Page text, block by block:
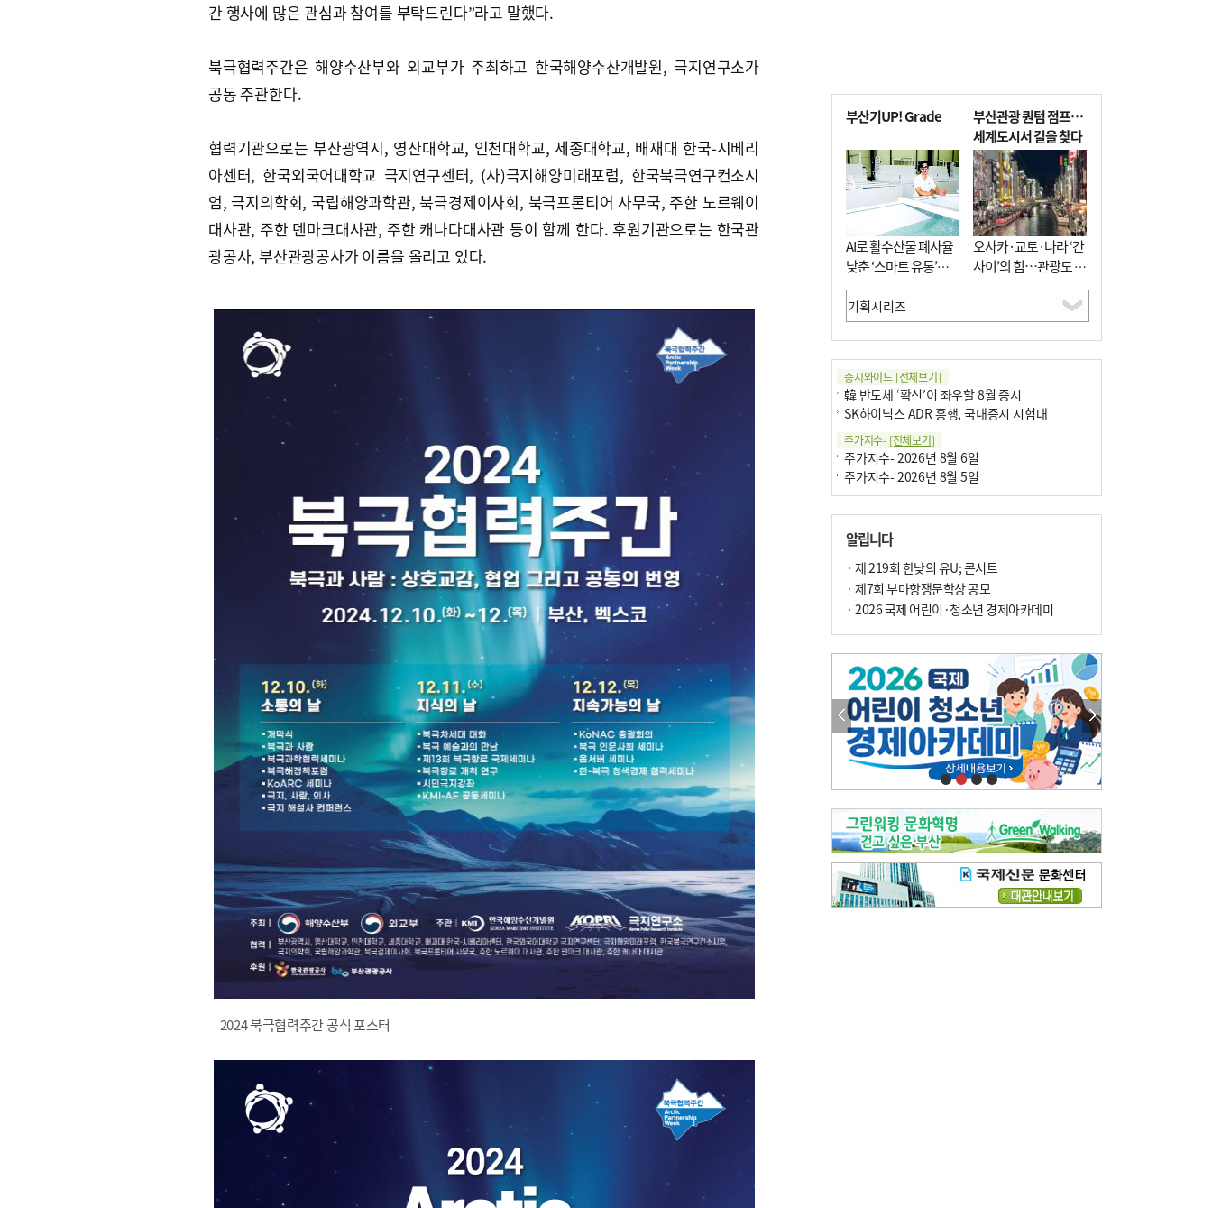
간 행사에 많은 관심과 참여를 부탁드린다”라고 말했다.
북극협력주간은 해양수산부와 외교부가 주최하고 한국해양수산개발원, 극지연구소가
공동 주관한다.
협력기관으로는 부산광역시, 영산대학교, 인천대학교, 세종대학교, 배재대 한국-시베리
아센터, 한국외국어대학교 극지연구센터, (사)극지해양미래포럼, 한국북극연구컨소시
엄, 극지의학회, 국립해양과학관, 북극경제이사회, 북극프론티어 사무국, 주한 노르웨이
대사관, 주한 덴마크대사관, 주한 캐나다대사관 등이 함께 한다. 후원기관으로는 한국관
광공사, 부산관광공사가 이름을 올리고 있다.
2024 북극협력주간 공식 포스터
부산기UP! Grade
AI로 활수산물 폐사율
낮춘 ‘스마트 유통’…
사막·산악지대 수출
도전
부산관광 퀀텀 점프…
세계도시서 길을 찾다
오사카·교토·나라 ‘간
사이’의 힘…관광도 뭉
쳐야 흥한다
증시와이드 [전체보기]
韓 반도체 ‘확신’이 좌우할 8월 증시
SK하이닉스 ADR 흥행, 국내증시 시험대
주가지수- [전체보기]
주가지수- 2026년 8월 6일
주가지수- 2026년 8월 5일
알립니다
· 제 219회 한낮의 유U; 콘서트
· 제7회 부마항쟁문학상 공모
· 2026 국제 어린이·청소년 경제아카데미